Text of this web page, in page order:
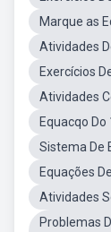
Marque as
Atividades
Exercícios
Atividades
Equacqo Do
Sistema De
Equações
Atividades
Problemas